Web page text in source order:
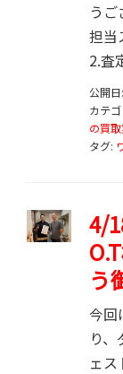
う
担当
2.査
公開
カテ
の買
タグ:
4/
う
今回
り
ェ